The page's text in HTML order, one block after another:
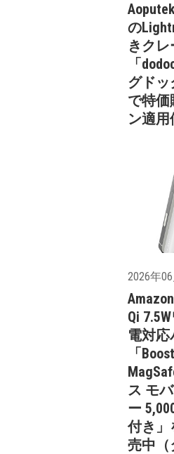
の
きク
「
グドッ
で特価
ン適用
2026年
Qi
電対
「
ス モ
ー
付き」
売中（